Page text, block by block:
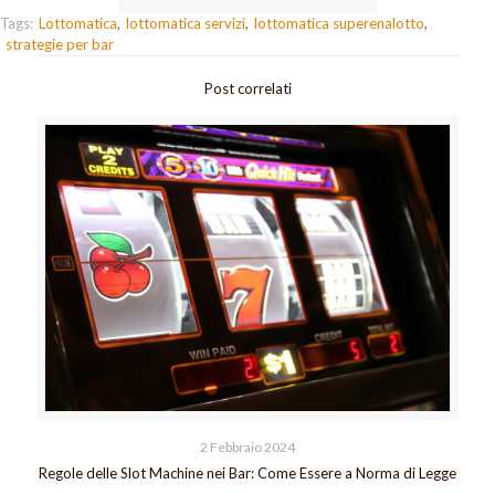
Tags: Lottomatica lottomatica servizi lottomatica superenalotto
strategie per bar
Post correlati
2 Febbraio 2024
Regole delle Slot Machine nei Bar: Come Essere a Norma di Legge